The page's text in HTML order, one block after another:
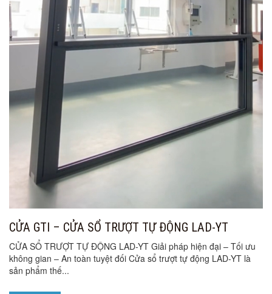
CỬA GTI – CỬA SỔ TRƯỢT TỰ ĐỘNG LAD-YT
CỬA SỔ TRƯỢT TỰ ĐỘNG LAD-YT Giải pháp hiện đại – Tối ưu
không gian – An toàn tuyệt đối Cửa sổ trượt tự động LAD-YT là
sản phẩm thế...